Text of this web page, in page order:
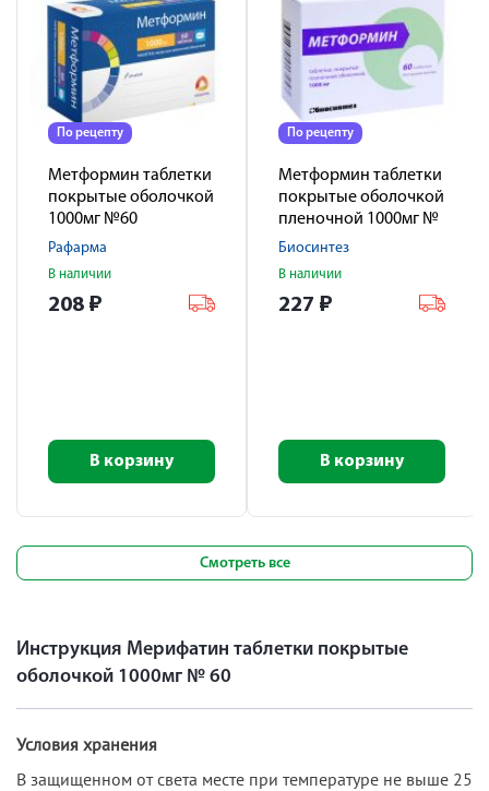
По рецепту
Метформин таблетки
покрытые оболочкой
1000мг №60
Рафарма
В наличии
208 ₽
В корзину
По рецепту
Метформин таблетки
покрытые оболочкой
пленочной 1000мг №
60
Биосинтез
В наличии
227 ₽
В корзину
Смотреть все
Инструкция Мерифатин таблетки покрытые
оболочкой 1000мг № 60
Условия хранения
В защищенном от света месте при температуре не выше 25